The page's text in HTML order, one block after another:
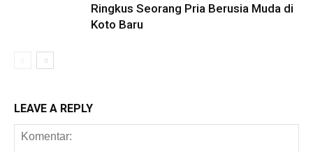
Ringkus Seorang Pria Berusia Muda di
Koto Baru
LEAVE A REPLY